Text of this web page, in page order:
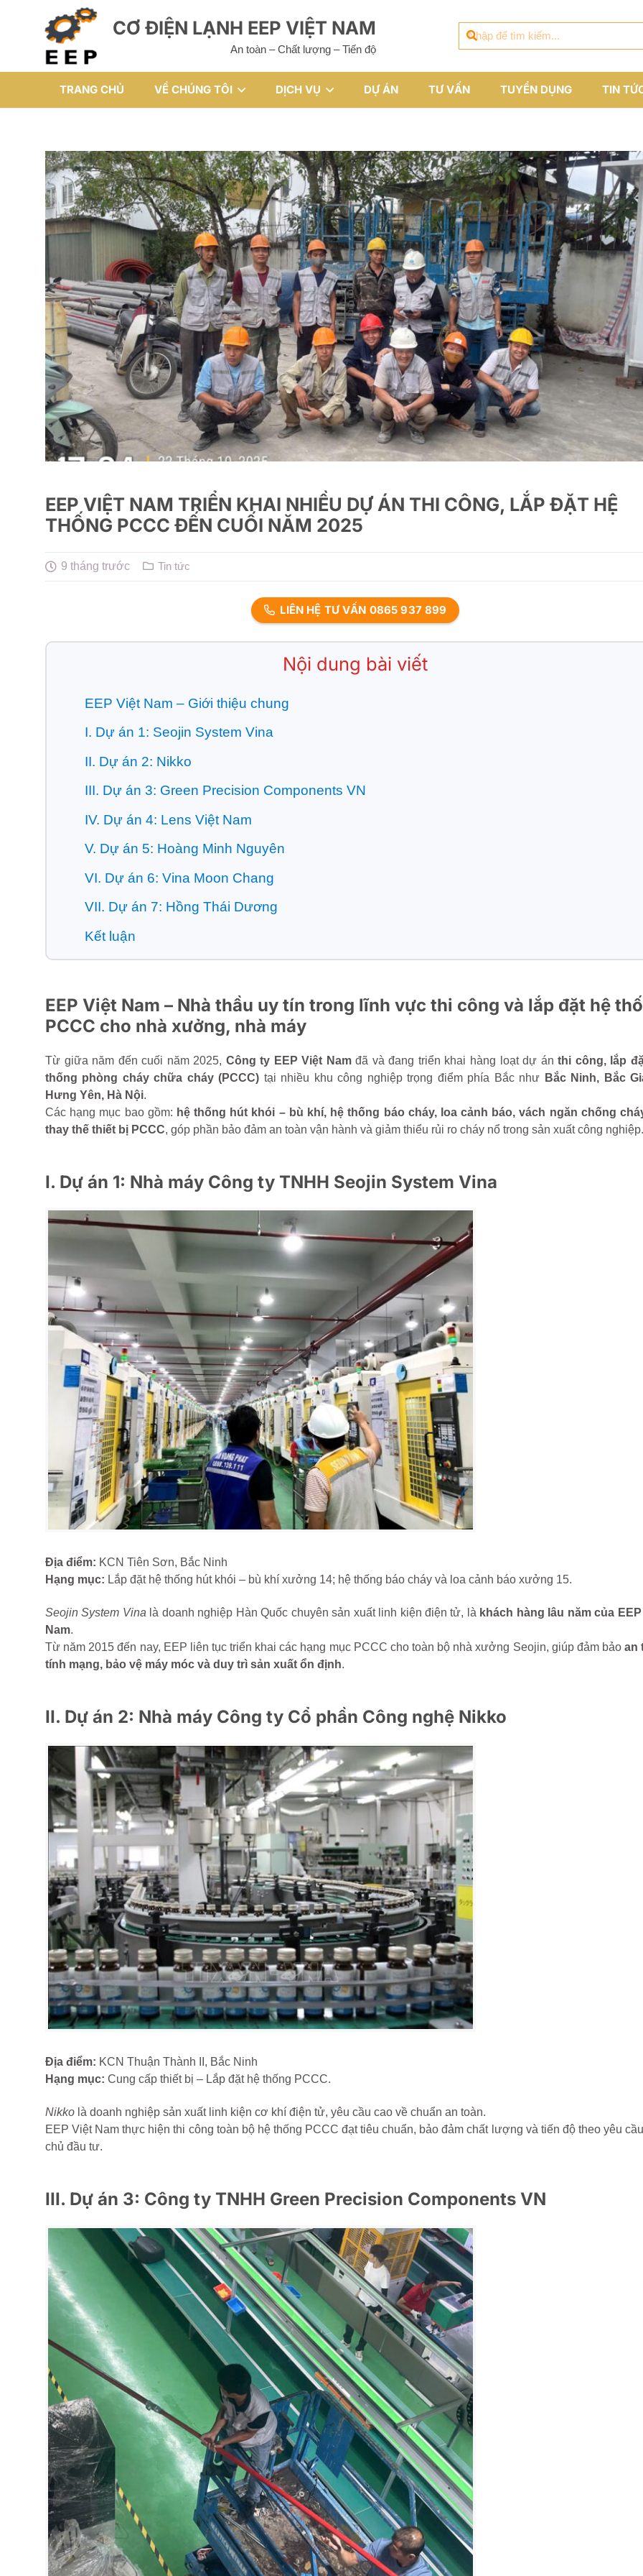
CƠ ĐIỆN LẠNH EEP VIỆT NAM
An toàn – Chất lượng – Tiến độ
TRANG CHỦ VỀ CHÚNG TÔI DỊCH VỤ DỰ ÁN TƯ VẤN TUYỂN DỤNG TIN
EEP VIỆT NAM TRIỂN KHAI NHIỀU DỰ ÁN THI CÔNG, LẮP ĐẶT HỆ
THỐNG PCCC ĐẾN CUỐI NĂM 2025
9 tháng trước Tin tức
LIÊN HỆ TƯ VẤN 0865 937 899
Nội dung bài viết
EEP Việt Nam – Giới thiệu chung
I. Dự án 1: Seojin System Vina
II. Dự án 2: Nikko
III. Dự án 3: Green Precision Components VN
IV. Dự án 4: Lens Việt Nam
V. Dự án 5: Hoàng Minh Nguyên
VI. Dự án 6: Vina Moon Chang
VII. Dự án 7: Hồng Thái Dương
Kết luận
EEP Việt Nam – Nhà thầu uy tín trong lĩnh vực thi công và lắp đặt hệ
PCCC cho nhà xưởng, nhà máy
Từ giữa năm đến cuối năm 2025, Công ty EEP Việt Namđã và đang triển khai hàng loạt dự ánthi công, lắp
thống phòng cháy chữa cháy (PCCC) tại nhiều khu công nghiệp trọng điểm phía Bắc như Bắc Ninh, Bắc
Hưng Yên, Hà Nội.
Các hạng mục bao gồm: hệ thống hút khói – bù khí, hệ thống báo cháy, loa cảnh báo, vách ngăn chống
thay thế thiết bị PCCC, góp phần bảo đảm an toàn vận hành và giảm thiểu rủi ro cháy nổ trong sản xuất công nghiệp.
I. Dự án 1: Nhà máy Công ty TNHH Seojin System Vina
Địa điểm: KCN Tiên Sơn, Bắc Ninh
Hạng mục: Lắp đặt hệ thống hút khói – bù khí xưởng 14; hệ thống báo cháy và loa cảnh báo xưởng 15.
Seojin System Vina là doanh nghiệp Hàn Quốc chuyên sản xuất linh kiện điện tử, là khách hàng lâu năm của
Nam.
Từ năm 2015 đến nay, EEP liên tục triển khai các hạng mục PCCC cho toàn bộ nhà xưởng Seojin, giúp đảm bảoan
tính mạng, bảo vệ máy móc và duy trì sản xuất ổn định.
II. Dự án 2: Nhà máy Công ty Cổ phần Công nghệ Nikko
Địa điểm: KCN Thuận Thành II, Bắc Ninh
Hạng mục: Cung cấp thiết bị – Lắp đặt hệ thống PCCC.
Nikko là doanh nghiệp sản xuất linh kiện cơ khí điện tử, yêu cầu cao về chuẩn an toàn.
EEP Việt Nam thực hiện thi công toàn bộ hệ thống PCCC đạt tiêu chuẩn, bảo đảm chất lượng và tiến độ theo yêu
chủ đầu tư.
III. Dự án 3: Công ty TNHH Green Precision Components VN